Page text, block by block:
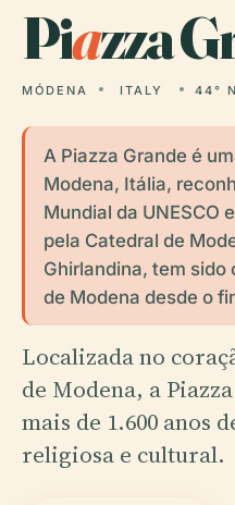
Piazza
MÓDENA ITALY 44°
A Piazza Grande é
Modena, Itália,
Mundial da UNESCO
pela Catedral de
Ghirlandina, tem
de Modena desde o
Localizada no
de Modena, a
mais de 1.600 anos
religiosa e cultural.